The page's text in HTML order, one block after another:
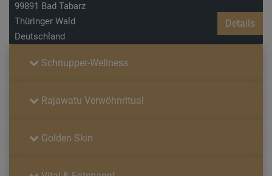
99891 Bad Tabarz
Thüringer Wald
Deutschland
Details
Schnupper-Wellness
Rajawatu Verwöhnritual
Golden Skin